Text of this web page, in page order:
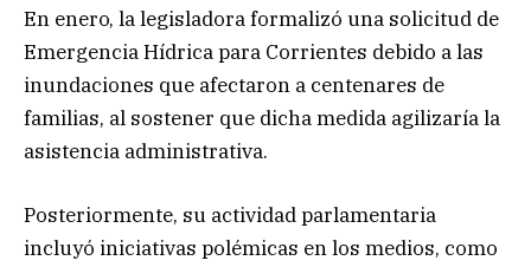
En enero, la legisladora formalizó una solicitud de
Emergencia Hídrica para Corrientes debido a las
inundaciones que afectaron a centenares de
familias, al sostener que dicha medida agilizaría la
asistencia administrativa.
Posteriormente, su actividad parlamentaria
incluyó iniciativas polémicas en los medios, como